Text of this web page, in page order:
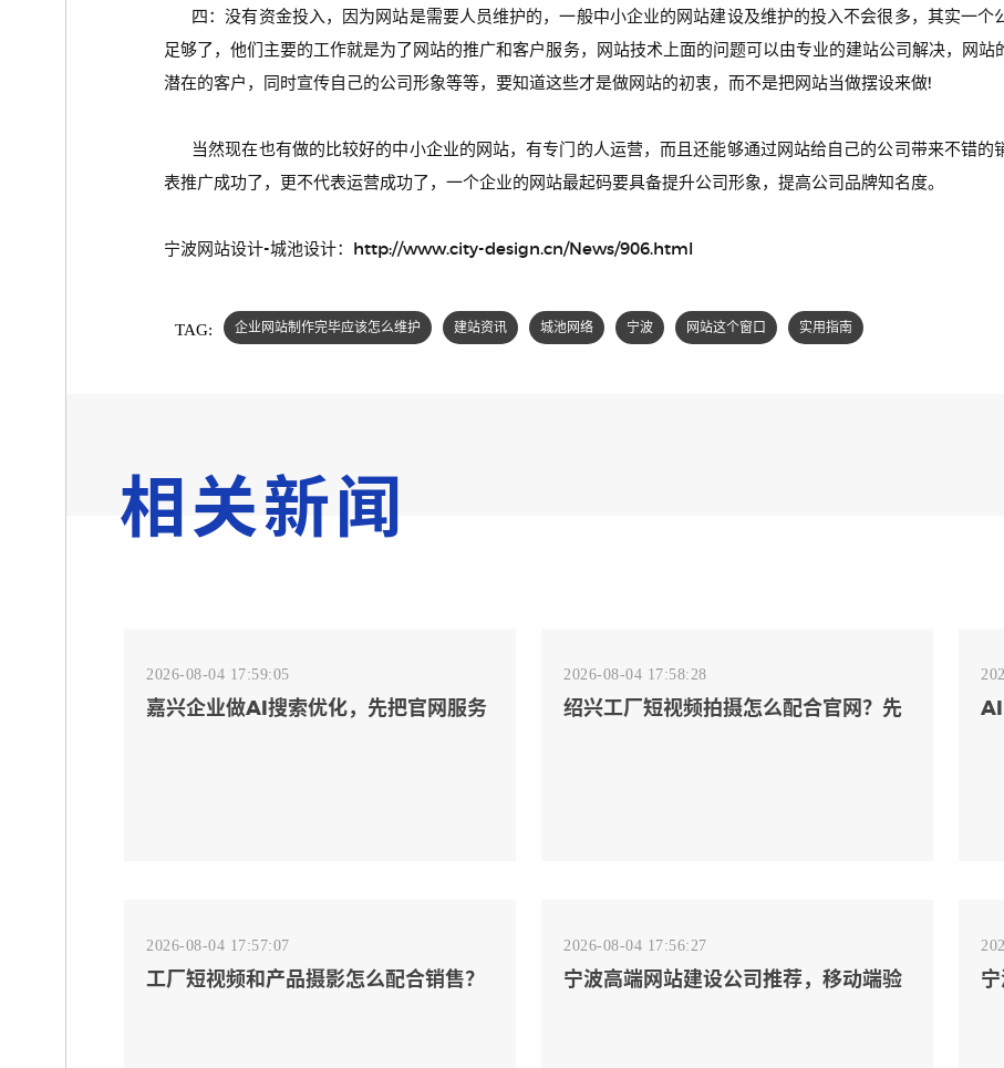
四：没有资金投入，因为网站是需要人员维护的，一般中小企业的网站建设及维护的投入不会很多，其实一个
足够了，他们主要的工作就是为了网站的推广和客户服务，网站技术上面的问题可以由专业的建站公司解决，网站
潜在的客户，同时宣传自己的公司形象等等，要知道这些才是做网站的初衷，而不是把网站当做摆设来做!
当然现在也有做的比较好的中小企业的网站，有专门的人运营，而且还能够通过网站给自己的公司带来不错的
表推广成功了，更不代表运营成功了，一个企业的网站最起码要具备提升公司形象，提高公司品牌知名度。
宁波网站设计-城池设计：http://www.city-design.cn/News/906.html
TAG: 企业网站制作完毕应该怎么维护 建站资讯 城池网络 宁波 网站这个窗口 实用指南
相关新闻
2026-08-04 17:59:05
嘉兴企业做AI搜索优化，先把官网服务
2026-08-04 17:58:28
绍兴工厂短视频拍摄怎么配合官网？先
AI
2026-08-04 17:57:07
工厂短视频和产品摄影怎么配合销售？
2026-08-04 17:56:27
宁波高端网站建设公司推荐，移动端验